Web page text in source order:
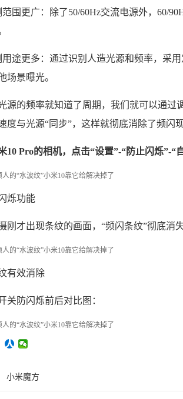
范围更广：除了50/60Hz交流电源外，60/
用途更多：通过识别人造光源和频率，采
场景曝光。
源的频率就知道了周期，我们就可以通过
度与光源“同步”，这样就彻底消除了频闪现
10 Pro的相机，点击“设置”-“防止闪烁”-“
烁功能
刚才出现条纹的画面，“频闪条纹”彻底消失
有效消除
关防闪烁前后对比图：
小米魔方